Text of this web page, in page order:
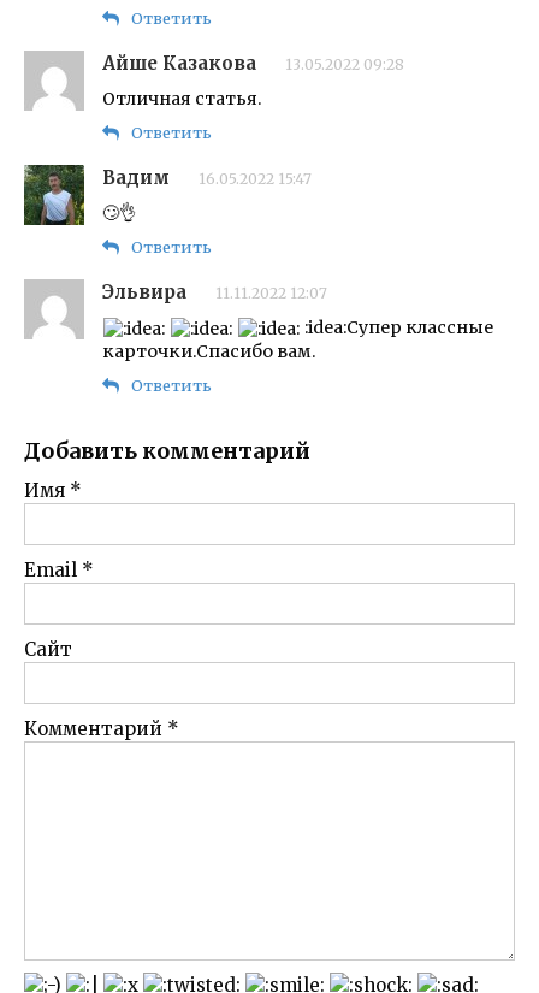
Ответить
Айше Казакова 13.05.2022 09:28
Отличная статья.
Ответить
Вадим 16.05.2022 15:47
🙄👌
Ответить
Эльвира 11.11.2022 12:07
:idea:Супер классные
карточки.Спасибо вам.
Ответить
Добавить комментарий
Имя *
Email *
Сайт
Комментарий *